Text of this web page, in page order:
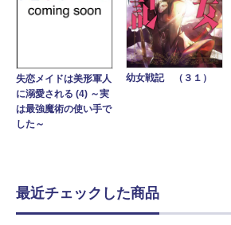
失恋メイドは美形軍人
に溺愛される (4) ～実
は最強魔術の使い手で
した～
幼女戦記 （３１）
最近チェックした商品